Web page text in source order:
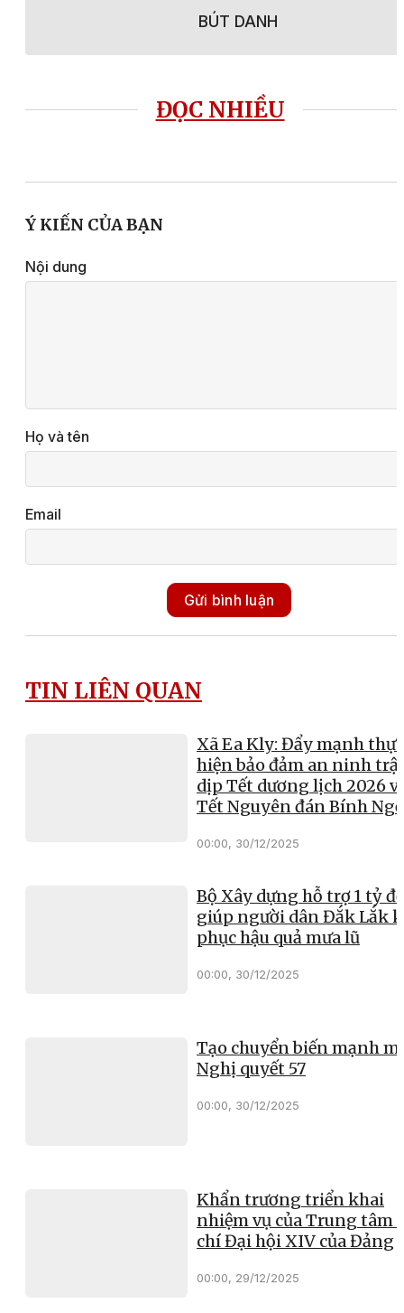
BÚT DANH
ĐỌC NHIỀU
Ý KIẾN CỦA BẠN
Nội dung
Họ và tên
Email
Gửi bình luận
TIN LIÊN QUAN
Xã Ea Kly: Đẩy mạnh thực
hiện bảo đảm an ninh
dịp Tết dương lịch 2026
Tết Nguyên đán Bính Ngọ
00:00, 30/12/2025
Bộ Xây dựng hỗ trợ 1 tỷ
giúp người dân Đắk Lắk
phục hậu quả mưa lũ
00:00, 30/12/2025
Tạo chuyển biến mạnh
Nghị quyết 57
00:00, 30/12/2025
Khẩn trương triển khai
nhiệm vụ của Trung tâm
chí Đại hội XIV của Đảng
00:00, 29/12/2025